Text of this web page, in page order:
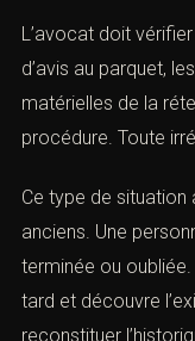
le règlement de
de rétention et
la République du
début de la
CE DÉLAI EST
L’avocat doit vérifier
l’heure d’avis au
conditions